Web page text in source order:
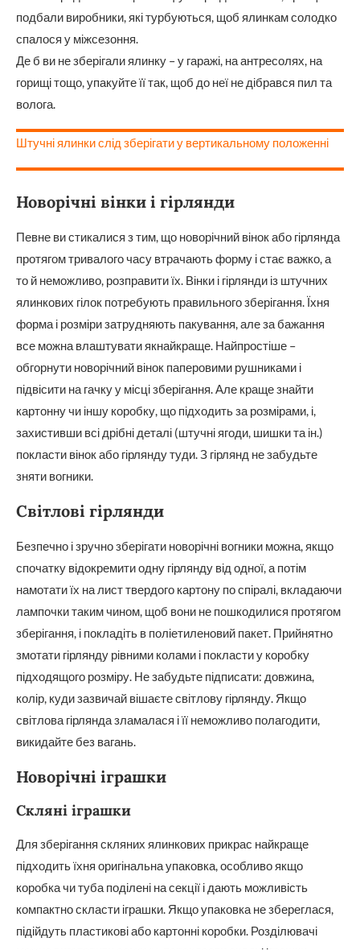
подбали виробники, які турбуються, щоб ялинкам солодко
спалося у міжсезоння.
Де б ви не зберігали ялинку – у гаражі, на антресолях, на
горищі тощо, упакуйте її так, щоб до неї не дібрався пил та
волога.
Штучні ялинки слід зберігати у вертикальному положенні
Новорічні вінки і гірлянди
Певне ви стикалися з тим, що новорічний вінок або гірлянда
протягом тривалого часу втрачають форму і стає важко, а
то й неможливо, розправити їх. Вінки і гірлянди із штучних
ялинкових гілок потребують правильного зберігання. Їхня
форма і розміри затрудняють пакування, але за бажання
все можна влаштувати якнайкраще. Найпростіше –
обгорнути новорічний вінок паперовими рушниками і
підвісити на гачку у місці зберігання. Але краще знайти
картонну чи іншу коробку, що підходить за розмірами, і,
захистивши всі дрібні деталі (штучні ягоди, шишки та ін.)
покласти вінок або гірлянду туди. З гірлянд не забудьте
зняти вогники.
Світлові гірлянди
Безпечно і зручно зберігати новорічні вогники можна, якщо
спочатку відокремити одну гірлянду від одної, а потім
намотати їх на лист твердого картону по спіралі, вкладаючи
лампочки таким чином, щоб вони не пошкодилися протягом
зберігання, і покладіть в поліетиленовий пакет. Прийнятно
змотати гірлянду рівними колами і покласти у коробку
підходящого розміру. Не забудьте підписати: довжина,
колір, куди зазвичай вішаєте світлову гірлянду. Якщо
світлова гірлянда зламалася і її неможливо полагодити,
викидайте без вагань.
Новорічні іграшки
Скляні іграшки
Для зберігання скляних ялинкових прикрас найкраще
підходить їхня оригінальна упаковка, особливо якщо
коробка чи туба поділені на секції і дають можливість
компактно скласти іграшки. Якщо упаковка не збереглася,
підійдуть пластикові або картонні коробки. Розділювачі